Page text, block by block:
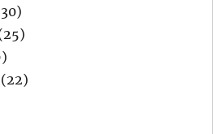
(22)